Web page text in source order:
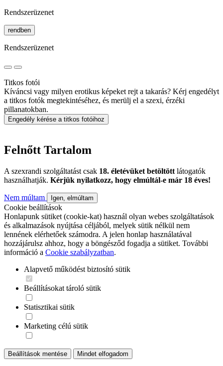
Rendszerüzenet
rendben
Rendszerüzenet
Titkos fotói
Kíváncsi vagy milyen erotikus képeket rejt a takarás? Kérj engedélyt
a titkos fotók megtekintéséhez, és merülj el a szexi, érzéki
pillanatokban.
Engedély kérése a titkos fotóihoz
Felnőtt Tartalom
A szexrandi szolgáltatást csak 18. életévüket betöltött látogatók
használhatják. Kérjük nyilatkozz, hogy elmúltál-e már 18 éves!
Nem múltam Igen, elmúltam
Cookie beállítások
Honlapunk sütiket (cookie-kat) használ olyan webes szolgáltatások
és alkalmazások nyújtása céljából, melyek sütik nélkül nem
lennének elérhetőek számodra. A jelen honlap használatával
hozzájárulsz ahhoz, hogy a böngésződ fogadja a sütiket. További
információ a Cookie szabályzatban.
Alapvető működést biztosító sütik
Beállításokat tároló sütik
Statisztikai sütik
Marketing célú sütik
Beállítások mentése Mindet elfogadom